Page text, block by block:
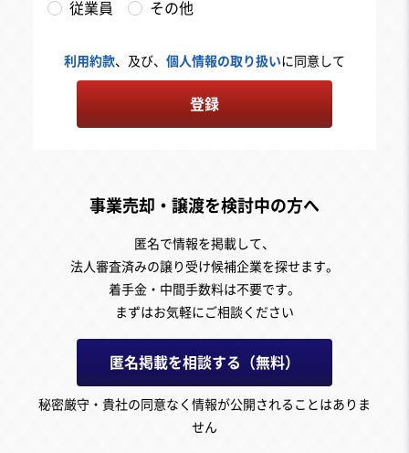
従業員 その他
利用約款、及び、 個人情報の取り扱いに同意して
登録
事業売却・譲渡を検討中の方へ
匿名で情報を掲載して、
法人審査済みの譲り受け候補企業を探せます。
着手金・中間手数料は不要です。
まずはお気軽にご相談ください
匿名掲載を相談する（無料）
秘密厳守・貴社の同意なく情報が公開されることはありま
せん